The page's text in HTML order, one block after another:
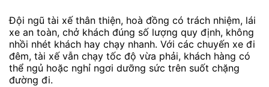
Đội ngũ tài xế thân thiện, hoà đồng có trách nhiệm, lái
xe an toàn, chở khách đúng số lượng quy định, không
nhồi nhét khách hay chạy nhanh. Với các chuyến xe đi
đêm, tài xế vẫn chạy tốc độ vừa phải, khách hàng có
thể ngủ hoặc nghỉ ngơi dưỡng sức trên suốt chặng
đường đi.